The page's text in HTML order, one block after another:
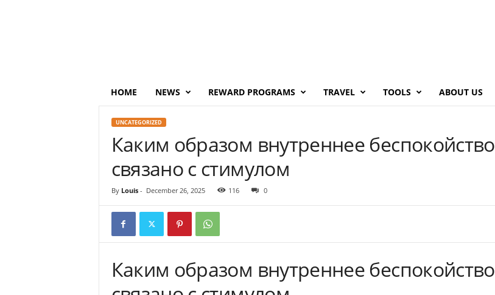
HOME NEWS REWARD PROGRAMS TRAVEL TOOLS ABOUT US
UNCATEGORIZED
Каким образом внутреннее беспокойство
связано с стимулом
By Louis- December 26, 2025 116 0
Каким образом внутреннее беспокойство